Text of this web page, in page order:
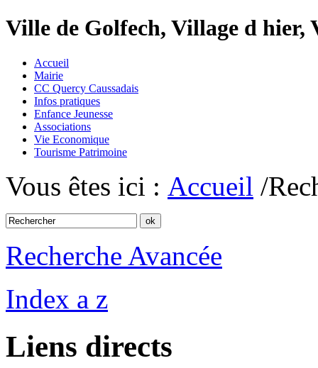
Ville de Golfech, Village d
Accueil
Mairie
CC Quercy Caussadais
Infos pratiques
Enfance Jeunesse
Associations
Vie Economique
Tourisme Patrimoine
Vous êtes ici : Accueil /
Recherche Avancée
Index a z
Liens directs